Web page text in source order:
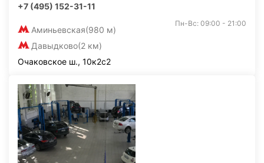
+7 (495) 152-31-11
Аминьевская(980 м)
Давыдково(2 км)
Пн-Вс: 09:00 - 21:00
Очаковское ш., 10к2с2